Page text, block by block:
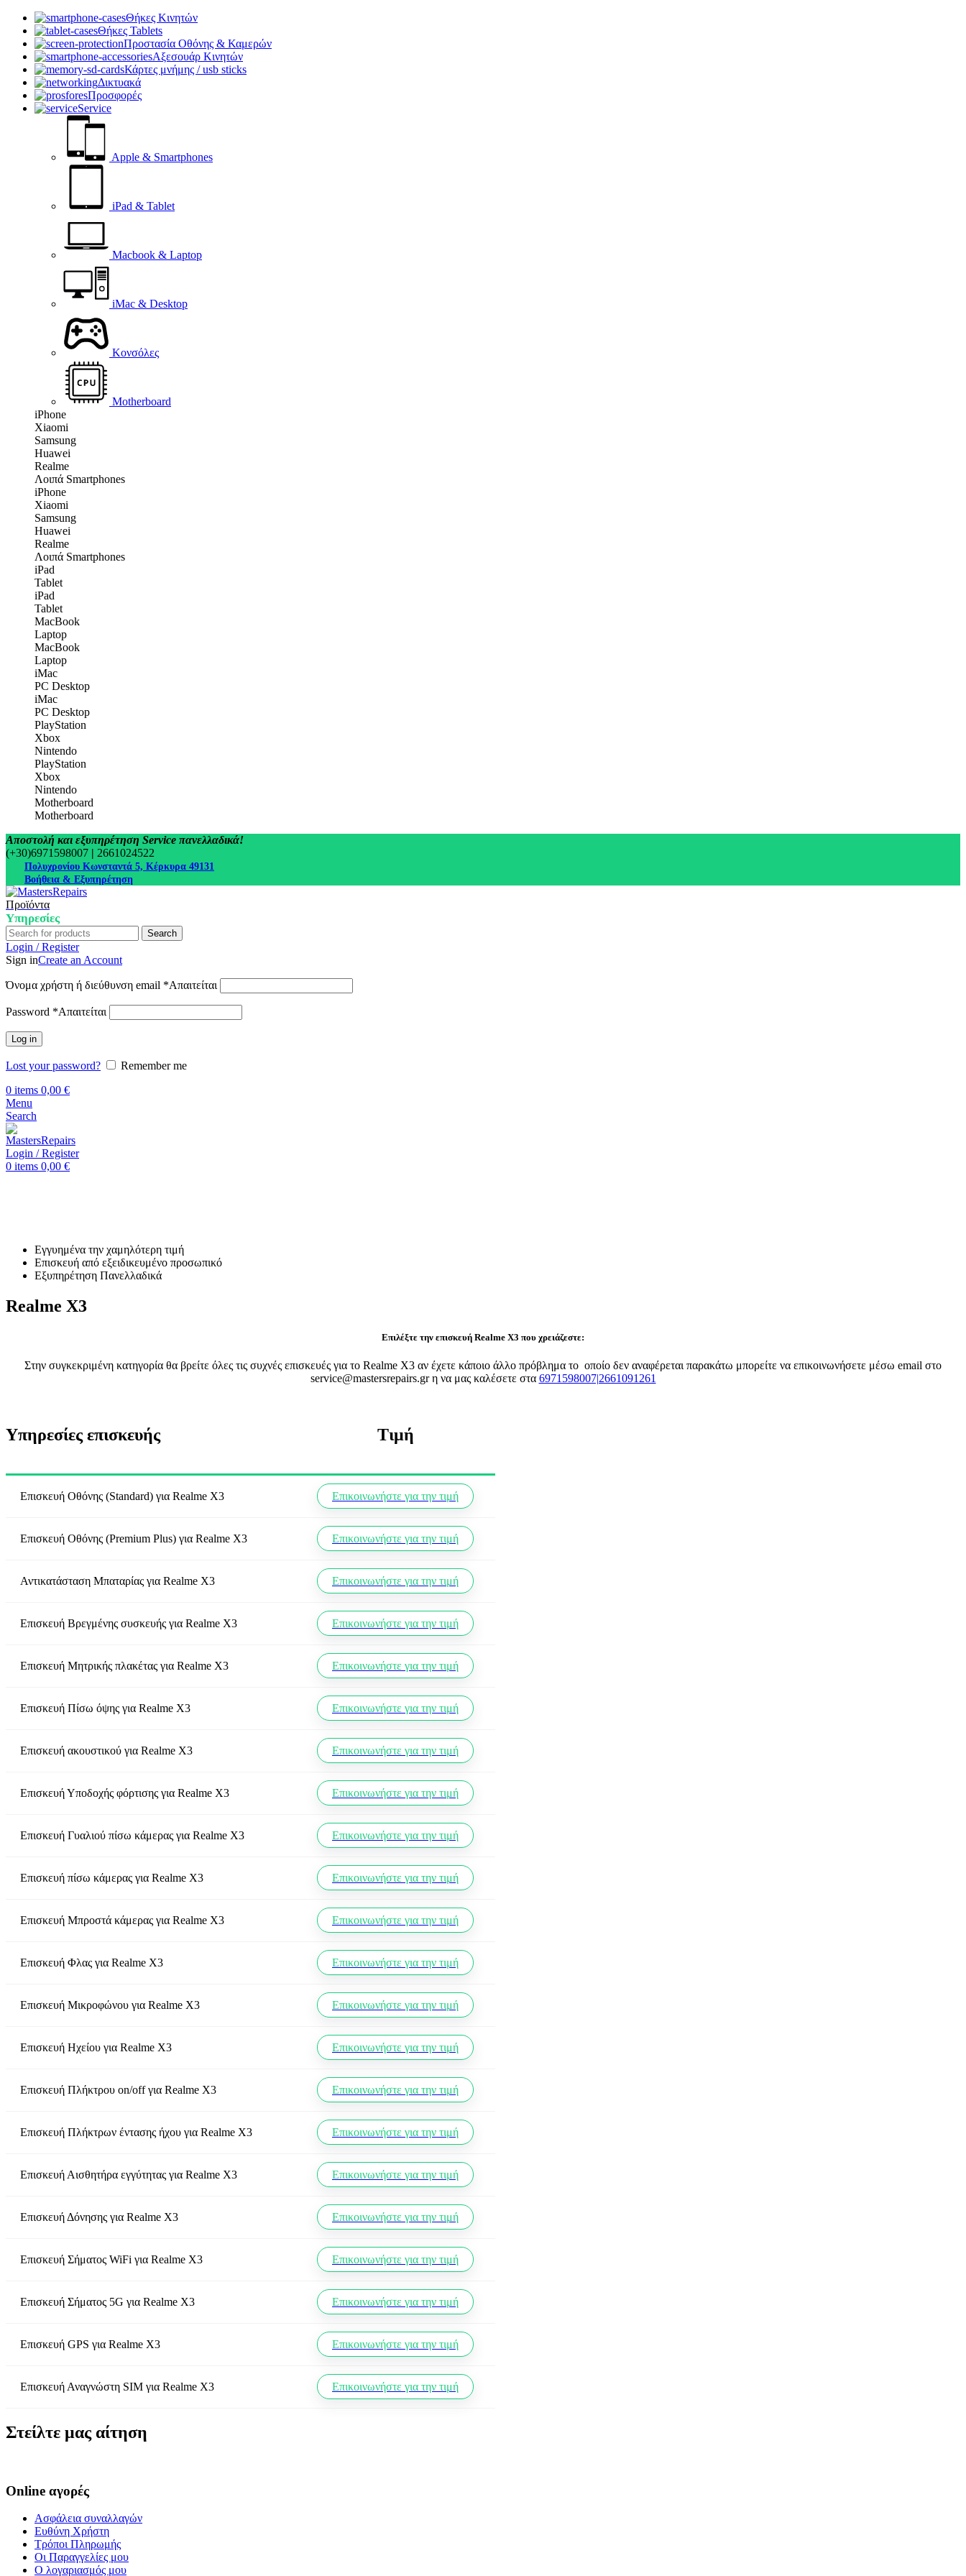
Θήκες Κινητών
Θήκες Tablets
Προστασία Οθόνης & Καμερών
Αξεσουάρ Κινητών
Κάρτες μνήμης / usb sticks
Δικτυακά
Προσφορές
Service
Apple & Smartphones
iPad & Tablet
Macbook & Laptop
iMac & Desktop
Κονσόλες
Motherboard
iPhone
Xiaomi
Samsung
Huawei
Realme
Λοιπά Smartphones
iPhone
Xiaomi
Samsung
Huawei
Realme
Λοιπά Smartphones
iPad
Tablet
iPad
Tablet
MacBook
Laptop
MacBook
Laptop
iMac
PC Desktop
iMac
PC Desktop
PlayStation
Xbox
Nintendo
PlayStation
Xbox
Nintendo
Motherboard
Motherboard
Αποστολή και εξυπηρέτηση Service πανελλαδικά!
(+30)6971598007 | 2661024522
Πολυχρονίου Κωνσταντά 5, Κέρκυρα 49131
Βοήθεια & Εξυπηρέτηση
Προϊόντα
Υπηρεσίες
Search
Login / Register
Sign inCreate an Account
Όνομα χρήστη ή διεύθυνση email *Απαιτείται
Password *Απαιτείται
Log in
Lost your password?
Remember me
0 items 0,00 €
Menu
Search
Login / Register
0 items 0,00 €
Εγγυημένα την χαμηλότερη τιμή
Επισκευή από εξειδικευμένο προσωπικό
Εξυπηρέτηση Πανελλαδικά
Realme X3
Επιλέξτε την επισκευή Realme X3 που χρειάζεστε:
Στην συγκεκριμένη κατηγορία θα βρείτε όλες τις συχνές επισκευές για το Realme X3 αν έχετε κάποιο άλλο πρόβλημα το οποίο δεν αναφέρεται παρακάτω μπορείτε να επικοινωνήσετε μέσω email στο
service@mastersrepairs.gr η να μας καλέσετε στα 6971598007|2661091261
Υπηρεσίες επισκευής Τιμή
Επισκευή Οθόνης (Standard) για Realme X3 Επικοινωνήστε για την τιμή
Επισκευή Οθόνης (Premium Plus) για Realme X3 Επικοινωνήστε για την τιμή
Αντικατάσταση Μπαταρίας για Realme X3 Επικοινωνήστε για την τιμή
Επισκευή Βρεγμένης συσκευής για Realme X3 Επικοινωνήστε για την τιμή
Επισκευή Μητρικής πλακέτας για Realme X3 Επικοινωνήστε για την τιμή
Επισκευή Πίσω όψης για Realme X3 Επικοινωνήστε για την τιμή
Επισκευή ακουστικού για Realme X3 Επικοινωνήστε για την τιμή
Επισκευή Υποδοχής φόρτισης για Realme X3 Επικοινωνήστε για την τιμή
Επισκευή Γυαλιού πίσω κάμερας για Realme X3 Επικοινωνήστε για την τιμή
Επισκευή πίσω κάμερας για Realme X3 Επικοινωνήστε για την τιμή
Επισκευή Μπροστά κάμερας για Realme X3 Επικοινωνήστε για την τιμή
Επισκευή Φλας για Realme X3 Επικοινωνήστε για την τιμή
Επισκευή Μικροφώνου για Realme X3 Επικοινωνήστε για την τιμή
Επισκευή Ηχείου για Realme X3 Επικοινωνήστε για την τιμή
Επισκευή Πλήκτρου on/offγια Realme X3 Επικοινωνήστε για την τιμή
Επισκευή Πλήκτρων έντασης ήχου για Realme X3 Επικοινωνήστε για την τιμή
Επισκευή Αισθητήρα εγγύτητας για Realme X3 Επικοινωνήστε για την τιμή
Επισκευή Δόνησης για Realme X3 Επικοινωνήστε για την τιμή
Επισκευή Σήματος WiFi για Realme X3 Επικοινωνήστε για την τιμή
Επισκευή Σήματος 5G για Realme X3 Επικοινωνήστε για την τιμή
Επισκευή GPS για Realme X3 Επικοινωνήστε για την τιμή
Επισκευή Αναγνώστη SIM για Realme X3 Επικοινωνήστε για την τιμή
Στείλτε μας αίτηση
Online αγορές
Ασφάλεια συναλλαγών
Ευθύνη Χρήστη
Τρόποι Πληρωμής
Οι Παραγγελίες μου
Ο λογαριασμός μου